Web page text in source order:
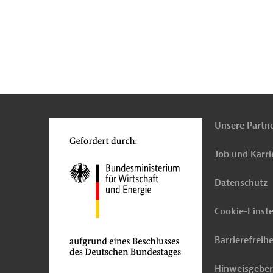
Unsere
Job und
Datenschutz
Cookie-